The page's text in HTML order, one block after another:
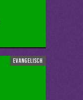
evangelisch